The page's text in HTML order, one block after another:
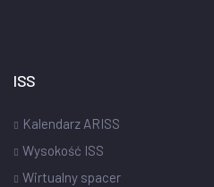
ISS
Kalendarz ARISS
Wysokość ISS
Wirtualny spacer